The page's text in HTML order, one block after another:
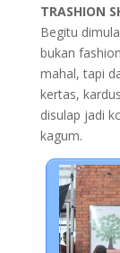
TRASHION
Begitu
bukan
mahal, tapi
kertas,
disulap jadi
kagum.